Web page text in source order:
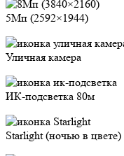
5Мп (2592×1944)
Уличная камера
ИК-подсветка 80м
Starlight (ночью в цвете)